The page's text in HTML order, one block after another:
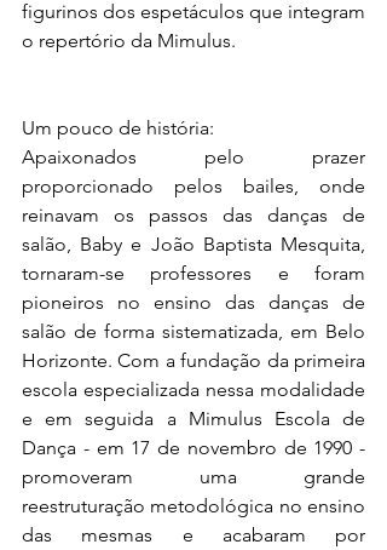
figurinos dos espetáculos que integram
o repertório da Mimulus.
Um pouco de história:
Apaixonados pelo prazer
proporcionado pelos bailes, onde
reinavam os passos das danças de
salão, Baby e João Baptista Mesquita,
tornaram-se professores e foram
pioneiros no ensino das danças de
salão de forma sistematizada, em Belo
Horizonte. Com a fundação da primeira
escola especializada nessa modalidade
e em seguida a Mimulus Escola de
Dança - em 17 de novembro de 1990 -
promoveram uma grande
reestruturação metodológica no ensino
das mesmas e acabaram por